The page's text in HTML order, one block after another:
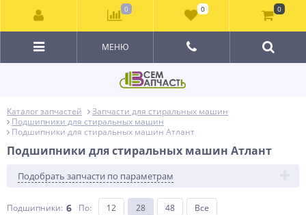
МЕНЮ
Каталог запчастей
Запчасти для стиральных машин
Подшипники для стиральных машин
Подшипники для стиральных машин Атлант
Подшипники для стиральных машин Атлант
Подобрать запчасти по параметрам
Подшипники: 6 По: 12 28 48 Все
0 0 0